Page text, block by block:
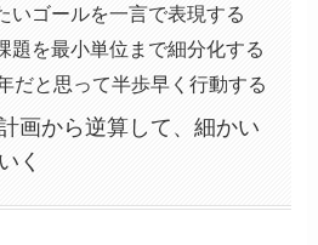
いゴールを一言で表現する
題を最小単位まで細分化する
だと思って半歩早く行動する
画から逆算して、細かい
く